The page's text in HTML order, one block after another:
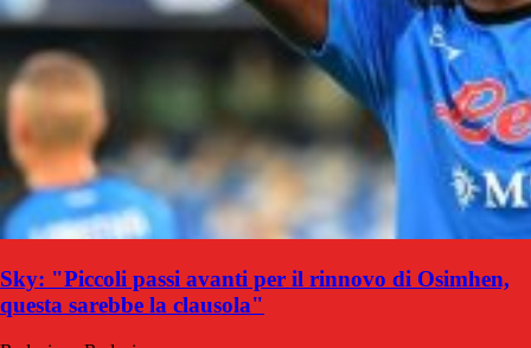
Sky: "Piccoli passi avanti per il rinnovo di Osimhen,
questa sarebbe la clausola"